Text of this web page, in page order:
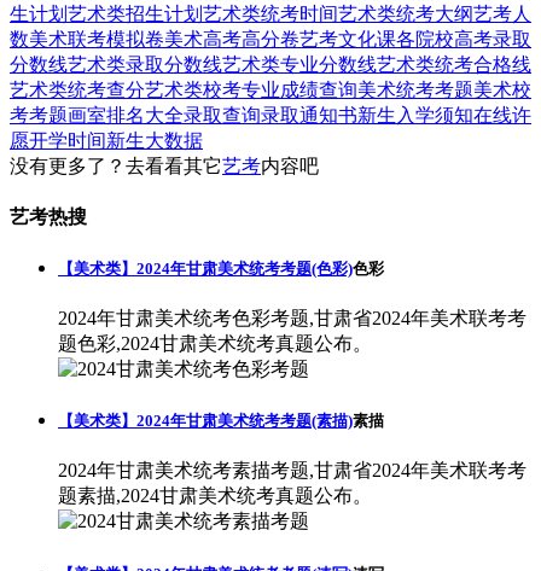
生计划 艺术类招生计划 艺术类统考时间艺术类统考大纲艺考人
数美术联考模拟卷美术高考高分卷艺考文化课各院校高考录取
分数线艺术类录取分数线艺术类专业分数线艺术类统考合格线
艺术类统考查分艺术类校考专业成绩查询美术统考考题美术校
考考题画室排名大全录取查询录取通知书新生入学须知在线许
愿开学时间新生大数据
没有更多了？去看看其它艺考内容吧
艺考热搜
【美术类】2024年甘肃美术统考考题(色彩)色彩
2024年甘肃美术统考色彩考题,甘肃省2024年美术联考考
题色彩,2024甘肃美术统考真题公布。
【美术类】2024年甘肃美术统考考题(素描)素描
2024年甘肃美术统考素描考题,甘肃省2024年美术联考考
题素描,2024甘肃美术统考真题公布。